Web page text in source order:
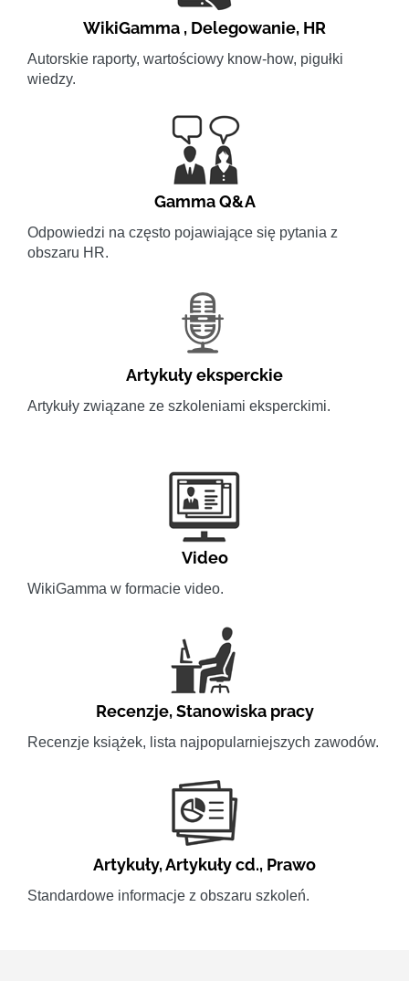
WikiGamma , Delegowanie, HR
Autorskie raporty, wartościowy know-how, pigułki
wiedzy.
Gamma Q&A
Odpowiedzi na często pojawiające się pytania z
obszaru HR.
Artykuły eksperckie
Artykuły związane ze szkoleniami eksperckimi.
Video
WikiGamma w formacie video.
Recenzje,Stanowiska pracy
Recenzje książek, lista najpopularniejszych zawodów.
Artykuły,Artykuły cd., Prawo
Standardowe informacje z obszaru szkoleń.